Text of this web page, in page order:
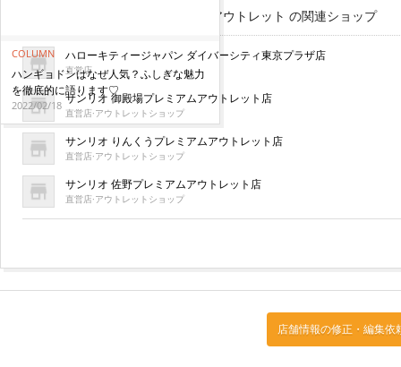
COLUMN
ハンギョドンはなぜ人気？ふしぎな魅力
を徹底的に語ります♡
2022/02/18
サンリオ 酒々井プレミアム・アウトレット の関連ショップ
ハローキティージャパン ダイバーシティ東京プラザ店
直営店
サンリオ 御殿場プレミアムアウトレット店
直営店·アウトレットショップ
サンリオ りんくうプレミアムアウトレット店
直営店·アウトレットショップ
サンリオ 佐野プレミアムアウトレット店
直営店·アウトレットショップ
店舗情報の修正・編集依